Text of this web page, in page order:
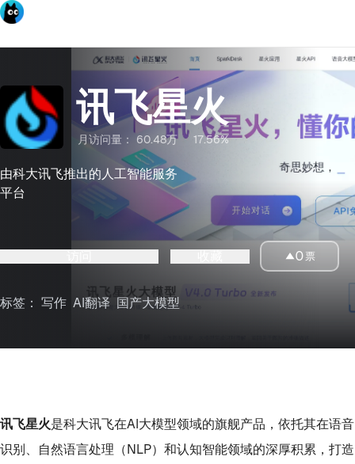
讯飞星火
月访问量： 60.48万 17.56%
由科大讯飞推出的人工智能服务
平台
0 票
标签： 写作 AI翻译 国产大模型
讯飞星火是科大讯飞在AI大模型领域的旗舰产品，依托其在语音
识别、自然语言处理（NLP）和认知智能领域的深厚积累，打造